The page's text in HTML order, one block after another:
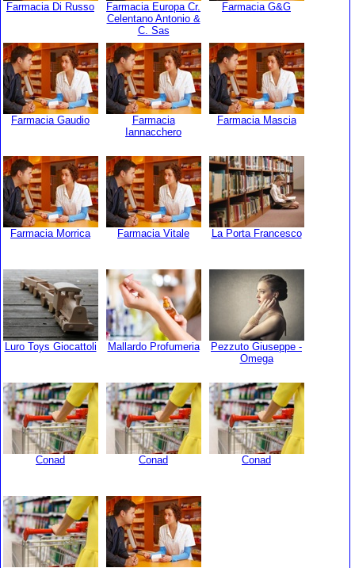
Farmacia Di Russo
Farmacia Europa Cr.
Celentano Antonio &
C. Sas
Farmacia G&G
Farmacia Gaudio
Farmacia
Iannacchero
Farmacia Mascia
Farmacia Morrica Farmacia Vitale La Porta Francesco
Luro Toys Giocattoli Mallardo Profumeria
Pezzuto Giuseppe -
Omega
Conad Conad Conad